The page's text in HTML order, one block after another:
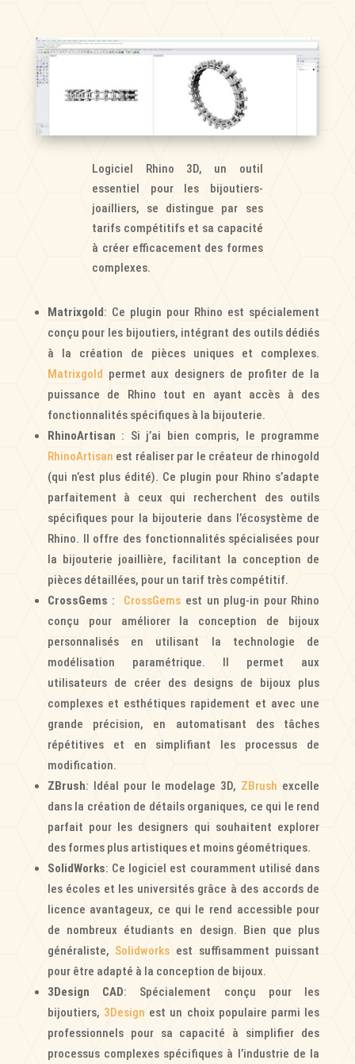
Logiciel Rhino 3D, un outil
essentiel pour les bijoutiers-
joailliers, se distingue par ses
tarifs compétitifs et sa capacité
à créer efficacement des formes
complexes.
Matrixgold: Ce plugin pour Rhino est spécialement
conçu pour les bijoutiers, intégrant des outils dédiés
à la création de pièces uniques et complexes.
Matrixgold permet aux designers de profiter de la
puissance de Rhino tout en ayant accès à des
fonctionnalités spécifiques à la bijouterie.
RhinoArtisan : Si j’ai bien compris, le programme
RhinoArtisan est réaliser par le créateur de rhinogold
(qui n’est plus édité). Ce plugin pour Rhino s’adapte
parfaitement à ceux qui recherchent des outils
spécifiques pour la bijouterie dans l’écosystème de
Rhino. Il offre des fonctionnalités spécialisées pour
la bijouterie joaillière, facilitant la conception de
pièces détaillées, pour un tarif très compétitif.
CrossGems : CrossGems est un plug-in pour Rhino
conçu pour améliorer la conception de bijoux
personnalisés en utilisant la technologie de
modélisation paramétrique. Il permet aux
utilisateurs de créer des designs de bijoux plus
complexes et esthétiques rapidement et avec une
grande précision, en automatisant des tâches
répétitives et en simplifiant les processus de
modification.
ZBrush: Idéal pour le modelage 3D, ZBrush excelle
dans la création de détails organiques, ce qui le rend
parfait pour les designers qui souhaitent explorer
des formes plus artistiques et moins géométriques.
SolidWorks: Ce logiciel est couramment utilisé dans
les écoles et les universités grâce à des accords de
licence avantageux, ce qui le rend accessible pour
de nombreux étudiants en design. Bien que plus
généraliste, Solidworks est suffisamment puissant
pour être adapté à la conception de bijoux.
3Design CAD: Spécialement conçu pour les
bijoutiers, 3Design est un choix populaire parmi les
professionnels pour sa capacité à simplifier des
processus complexes spécifiques à l’industrie de la